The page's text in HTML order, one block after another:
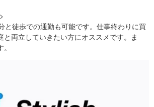
徒歩での通勤も可能です。仕事終わりに買
と両立していきたい方にオススメです。ま